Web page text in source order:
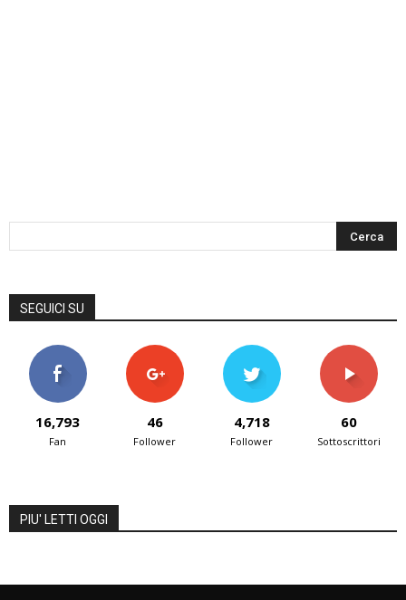
SEGUICI SU
16,793
Fan
46
Follower
4,718
Follower
60
Sottoscrittori
PIU' LETTI OGGI